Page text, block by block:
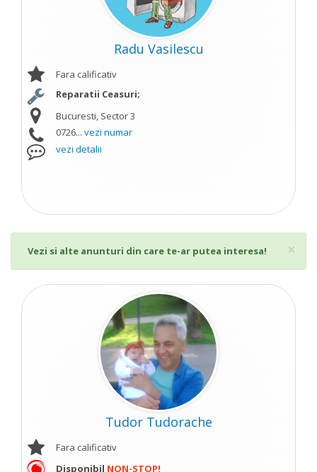
Radu Vasilescu
Fara calificativ
Reparatii Ceasuri;
Bucuresti, Sector 3
0726... vezi numar
vezi detalii
×
Vezi si alte anunturi din care te-ar putea interesa!
Tudor Tudorache
Fara calificativ
Disponibil NON-STOP!